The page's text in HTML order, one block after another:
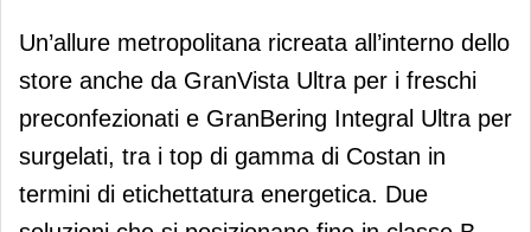
Un’allure metropolitana ricreata all’interno dello
store anche da GranVista Ultra per i freschi
preconfezionati e GranBering Integral Ultra per
surgelati, tra i top di gamma di Costan in
termini di etichettatura energetica. Due